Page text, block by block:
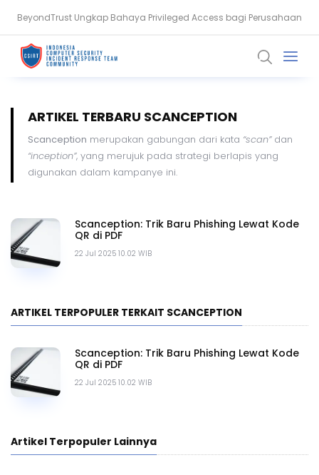
BeyondTrust Ungkap Bahaya Privileged Access bagi Perusahaan
Serangan Siber Terkoordinasi Ganggu Layanan Air di Minnesota
ARTIKEL TERBARU SCANCEPTION
Scanception merupakan gabungan dari kata “scan”dan
“inception”, yang merujuk pada strategi berlapis yang
digunakan dalam kampanye ini.
22 Jul 2025 10.02 WIB
Scanception: Trik Baru Phishing Lewat Kode
QR di PDF
ARTIKEL TERPOPULER TERKAIT SCANCEPTION
22 Jul 2025 10.02 WIB
Scanception: Trik Baru Phishing Lewat Kode
QR di PDF
Artikel Terpopuler Lainnya